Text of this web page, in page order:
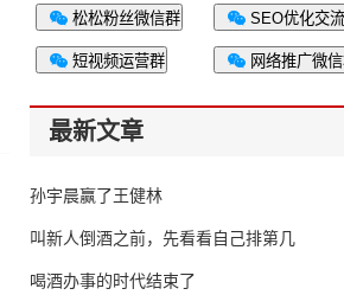
松松粉丝微信群 SEO优化交
短视频运营群 网络推广微
最新文章
孙宇晨赢了王健林
叫新人倒酒之前，先看看自己排第几
喝酒办事的时代结束了